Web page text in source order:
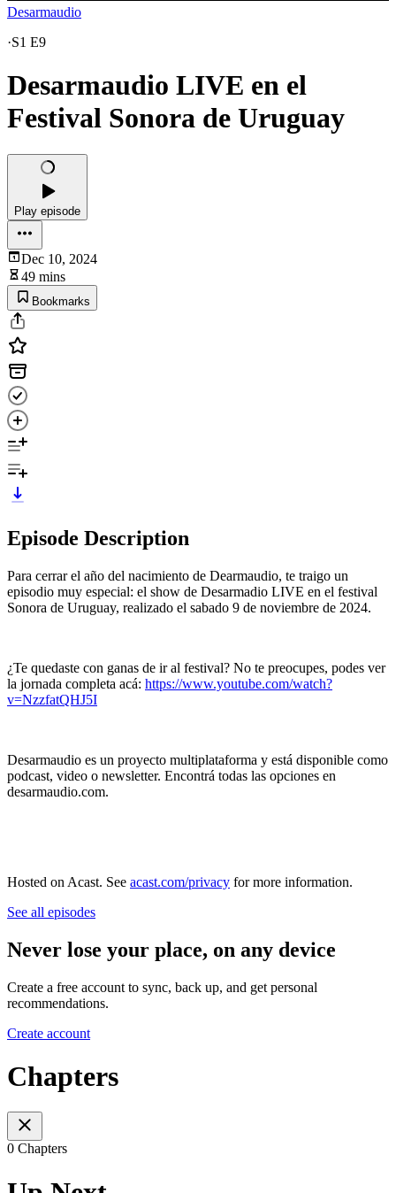
Desarmaudio
·S1 E9
Desarmaudio LIVE en el
Festival Sonora de Uruguay
Play episode
Dec 10, 2024
49 mins
Bookmarks
Episode Description
Para cerrar el año del nacimiento de Dearmaudio, te traigo un
episodio muy especial: el show de Desarmadio LIVE en el festival
Sonora de Uruguay, realizado el sabado 9 de noviembre de 2024.
¿Te quedaste con ganas de ir al festival? No te preocupes, podes ver
la jornada completa acá: https://www.youtube.com/watch?
v=NzzfatQHJ5I
Desarmaudio es un proyecto multiplataforma y está disponible como
podcast, video o newsletter. Encontrá todas las opciones en
desarmaudio.com.
Hosted on Acast. See acast.com/privacy for more information.
See all episodes
Never lose your place, on any device
Create a free account to sync, back up, and get personal
recommendations.
Create account
Chapters
0 Chapters